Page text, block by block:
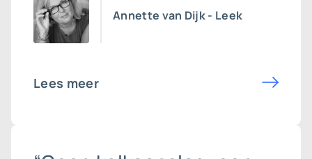
Annette van Dijk - Leek
Lees meer